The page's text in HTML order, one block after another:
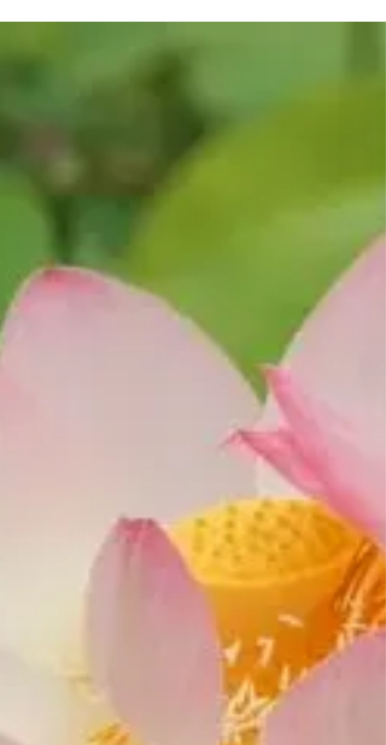
ライン法話
語通訳音声のテスト配信のお知らせ＞ 5/24
のフランス・プラムヴィレッジから日本に
過去二回の登場で好評だった老師の一人、
スター・エレニの法話が、プラムヴィレッ
公式YouTubeチャンネルか...